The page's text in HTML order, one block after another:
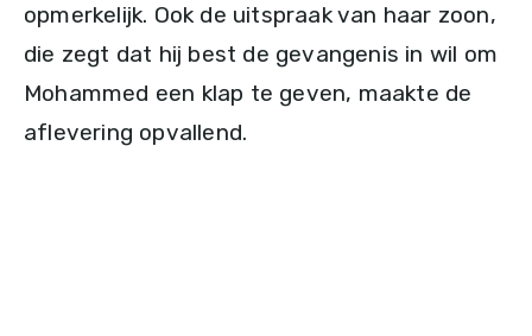
opmerkelijk. Ook de uitspraak van haar zoon,
die zegt dat hij best de gevangenis in wil om
Mohammed een klap te geven, maakte de
aflevering opvallend.